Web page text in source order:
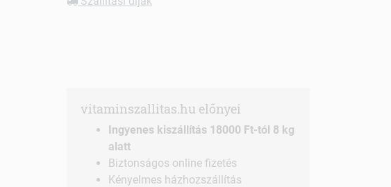
vitaminszallitas.hu előnyei
Ingyenes kiszállítás 18000 Ft-tól 8 kg
alatt
Biztonságos online fizetés
Kényelmes házhozszállítás